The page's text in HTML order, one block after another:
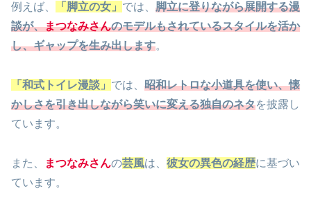
例えば、 「脚立の女」 では、 脚立に登りながら展開する漫
談が、まつなみさんのモデルもされているスタイルを活か
し、ギャップを生み出します。
「和式トイレ漫談」 では、 昭和レトロな小道具を使い、懐
かしさを引き出しながら笑いに変える独自のネタを披露し
ています。
また、 まつなみさんの芸風は、 彼女の異色の経歴に基づい
ています。